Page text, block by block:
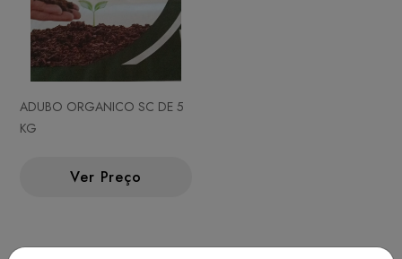
ADUBO ORGANICO SC DE 5
KG
Ver Preço